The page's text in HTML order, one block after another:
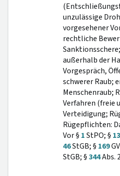
unzulässige
vorgesehener
rechtliche
außerhalb der
Vorgespräch,
schwerer Raub;
Menschenraub;
Verfahren (freie
Verteidigung;
Rügepflichten:
Vor § 1StPO; §
46StGB; § 169
StGB; §344Abs.